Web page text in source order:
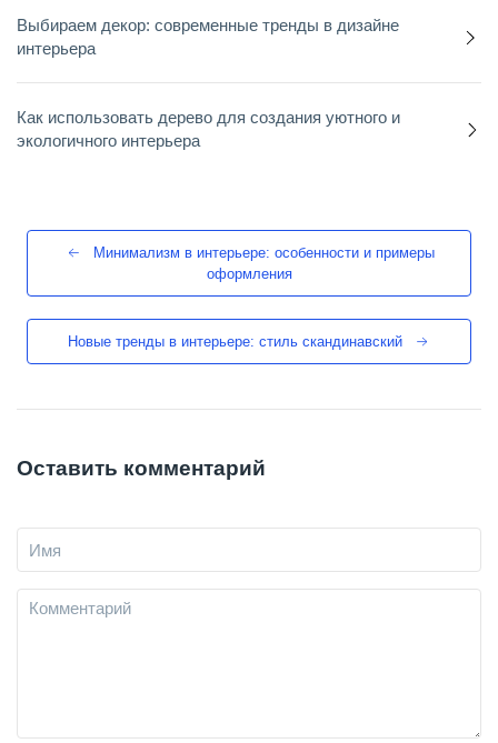
Выбираем декор: современные тренды в дизайне
интерьера
Как использовать дерево для создания уютного и
экологичного интерьера
Минимализм в интерьере: особенности и примеры
оформления
Новые тренды в интерьере: стиль скандинавский
Оставить комментарий